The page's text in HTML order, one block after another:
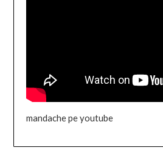
mandache pe youtube